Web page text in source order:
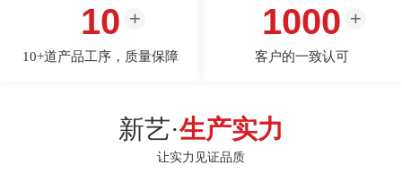
10
10+道产品工序，质量保障
1000
客户的一致认可
新艺·生产实力
让实力见证品质